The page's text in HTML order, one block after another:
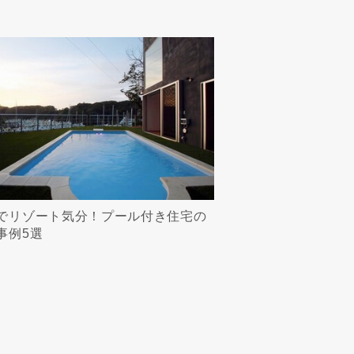
リゾート気分！プール付き住宅の
例5選